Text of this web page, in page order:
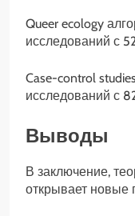
Queer ecology
исследований с
Case-control
исследований с
Выводы
В заключение,
открывает новые